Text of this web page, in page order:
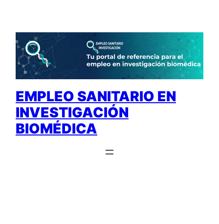
contenido
EMPLEO SANITARIO EN
INVESTIGACIÓN
BIOMÉDICA